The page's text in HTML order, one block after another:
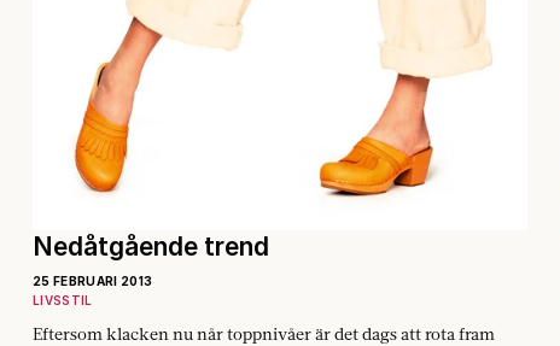
Nedåtgående trend
25 FEBRUARI 2013
LIVSSTIL
Eftersom klacken nu når toppnivåer är det dags att rota fram